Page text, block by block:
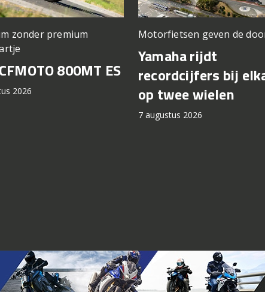
zonder premium
800MT ES
2026
Motorfietsen geven de
Yamaha rijdt
recordcijfers bij
op twee wielen
7 augustus 2026